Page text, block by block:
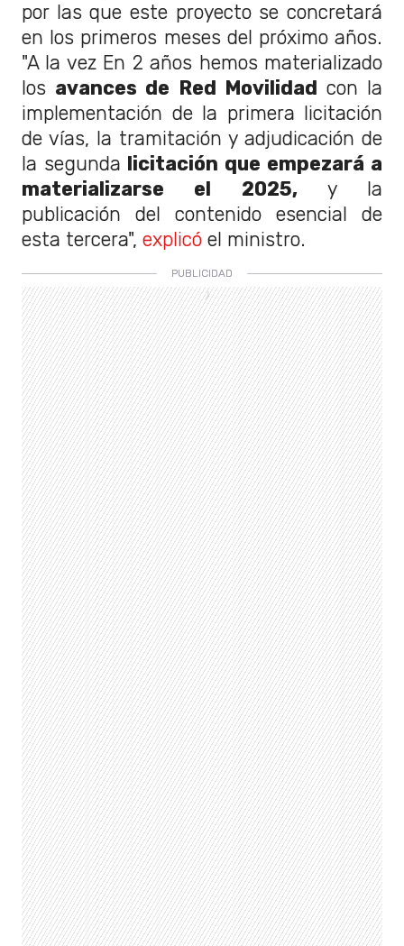
por las que este proyecto se concretará
en los primeros meses del próximo años.
"A la vez En 2 años hemos materializado
los avances de Red Movilidad con la
implementación de la primera licitación
de vías, la tramitación y adjudicación de
la segunda licitación que empezará a
materializarse el 2025,y la
publicación del contenido esencial de
esta tercera", explicó el ministro.